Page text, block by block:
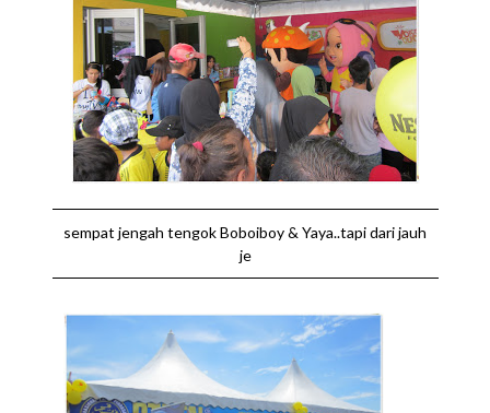
sempat jengah tengok Boboiboy & Yaya..tapi dari jauh
je